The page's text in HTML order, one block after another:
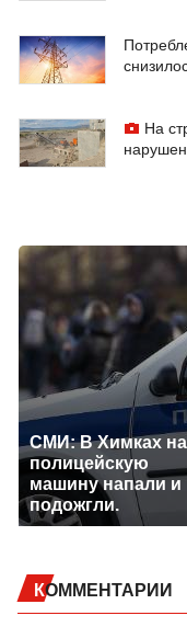
На
СМИ: В Химках на
полицейскую
машину напали и
подожгли.
КОММЕНТАРИИ